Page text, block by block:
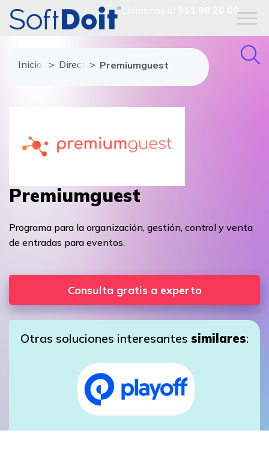
911 98 20 00
Inicio Directorio de proveedores
Premiumguest
Premiumguest
Programa para la organización, gestión, control y venta
de entradas para eventos.
Consulta gratis a experto
Otras soluciones interesantes similares: